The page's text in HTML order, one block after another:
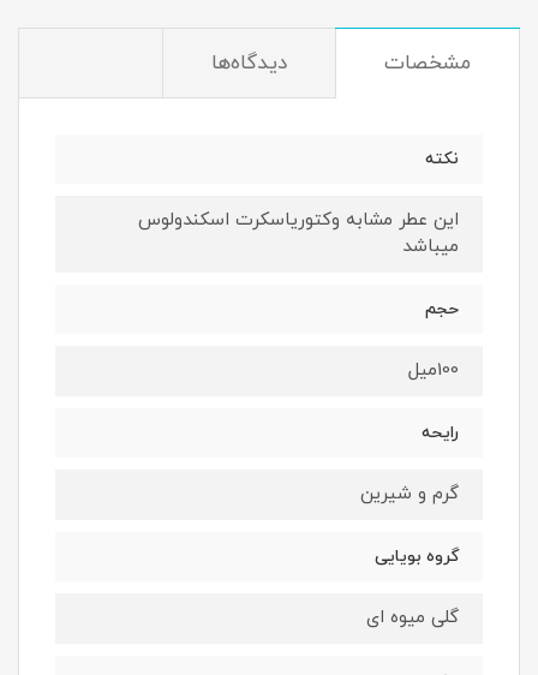
مشخصات دیدگاه‌ها
نكته
اين عطر مشابه وكتورياسكرت اسكندولوس
ميباشد
حجم
100ميل
رايحه
گرم و شيرين
گروه بويايى
گلى ميوه اى